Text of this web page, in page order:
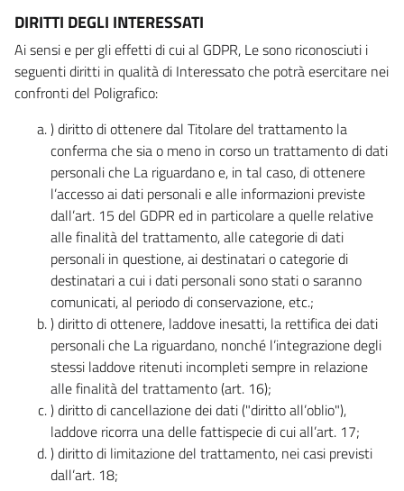
DIRITTI DEGLI INTERESSATI
Ai sensi e per gli effetti di cui al GDPR, Le sono riconosciuti i
seguenti diritti in qualità di Interessato che potrà esercitare nei
confronti del Poligrafico:
) diritto di ottenere dal Titolare del trattamento la
conferma che sia o meno in corso un trattamento di dati
personali che La riguardano e, in tal caso, di ottenere
l’accesso ai dati personali e alle informazioni previste
dall’art. 15 del GDPR ed in particolare a quelle relative
alle finalità del trattamento, alle categorie di dati
personali in questione, ai destinatari o categorie di
destinatari a cui i dati personali sono stati o saranno
comunicati, al periodo di conservazione, etc.;
) diritto di ottenere, laddove inesatti, la rettifica dei dati
personali che La riguardano, nonché l’integrazione degli
stessi laddove ritenuti incompleti sempre in relazione
alle finalità del trattamento (art. 16);
) diritto di cancellazione dei dati ("diritto all’oblio"),
laddove ricorra una delle fattispecie di cui all’art. 17;
) diritto di limitazione del trattamento, nei casi previsti
dall’art. 18;